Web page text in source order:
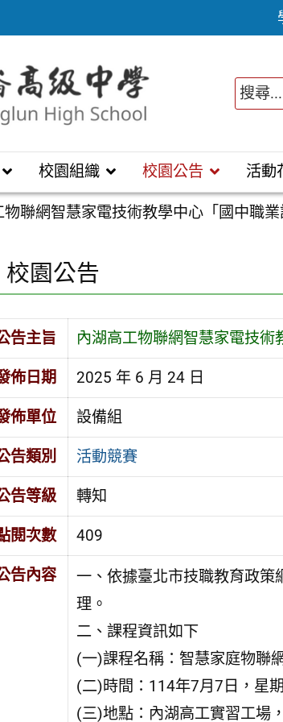
校園組織 校園公告 活動
物聯網智慧家電技術教學中心「國中職
校園公告
告主旨 內湖高工物聯網智慧家電技
佈日期 2025 年 6 月 24 日
佈單位 設備組
告類別 活動競賽
告等級 轉知
閱次數 409
告內容
一、依據臺北市技職教育政
理。
二、課程資訊如下
(一)課程名稱：智慧家庭物聯
(二)時間：114年7月7日，星
(三)地點：內湖高工實習工場